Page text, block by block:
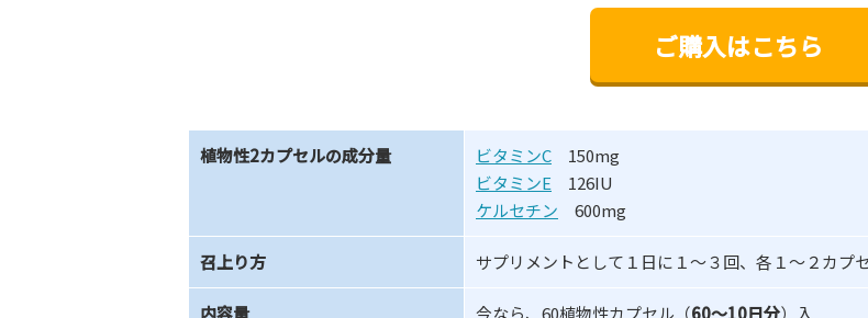
ご購入はこちら
植物性2カプセルの成分量 ビタミンC 150mg
ビタミンE 126IU
ケルセチン 600mg
召上り方 サプリメントとして１日に１～３回、各１～２カプ
内容量 今なら、60植物性カプセル（60～10日分）入